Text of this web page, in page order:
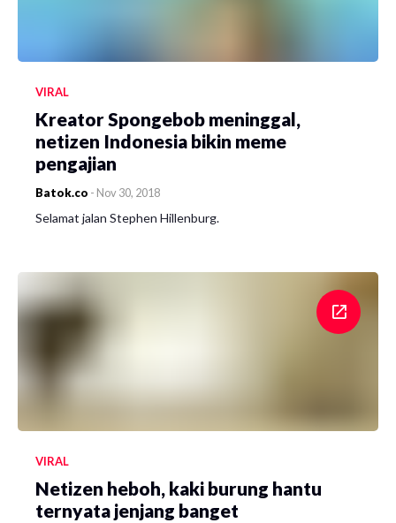
VIRAL
Kreator Spongebob meninggal,
netizen Indonesia bikin meme
pengajian
Batok.co - Nov 30, 2018
Selamat jalan Stephen Hillenburg.
VIRAL
Netizen heboh, kaki burung hantu
ternyata jenjang banget